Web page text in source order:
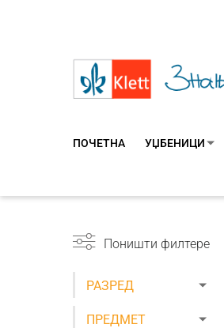
ПОЧЕТНА УЏБЕНИЦИ
Поништи филтере
РАЗРЕД
ПРЕДМЕТ